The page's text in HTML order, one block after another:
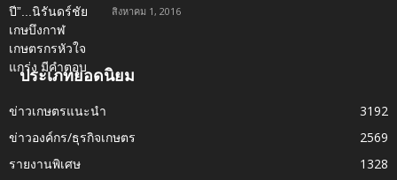
สิงหาคม 1, 2016
ประเภทยอดนิยม
ข่าวเกษตรแนะนำ
3192
ข่าวองค์กร/ธุรกิจเกษตร
2569
รายงานพิเศษ
1328